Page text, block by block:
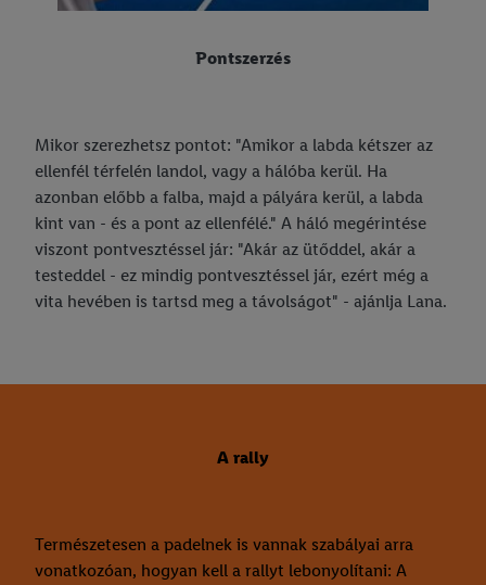
Pontszerzés
Mikor szerezhetsz pontot: "Amikor a labda kétszer az
ellenfél térfelén landol, vagy a hálóba kerül. Ha
azonban előbb a falba, majd a pályára kerül, a labda
kint van - és a pont az ellenfélé." A háló megérintése
viszont pontvesztéssel jár: "Akár az ütőddel, akár a
testeddel - ez mindig pontvesztéssel jár, ezért még a
vita hevében is tartsd meg a távolságot" - ajánlja Lana.
A rally
Természetesen a padelnek is vannak szabályai arra
vonatkozóan, hogyan kell a rallyt lebonyolítani: A